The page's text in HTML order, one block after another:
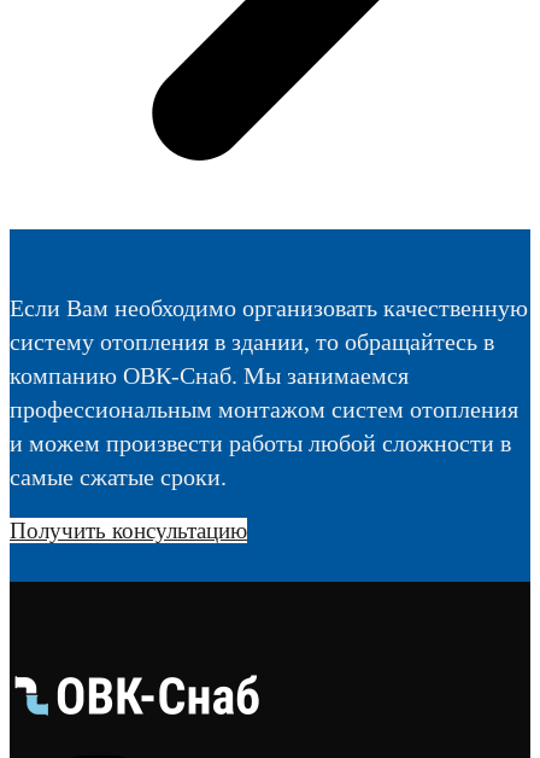
Если Вам необходимо организовать качественную
систему отопления в здании, то обращайтесь в
компанию ОВК-Снаб. Мы занимаемся
профессиональным монтажом систем отопления
и можем произвести работы любой сложности в
самые сжатые сроки.
Получить консультацию